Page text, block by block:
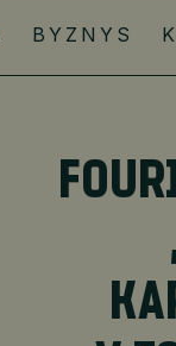
BYZNYS